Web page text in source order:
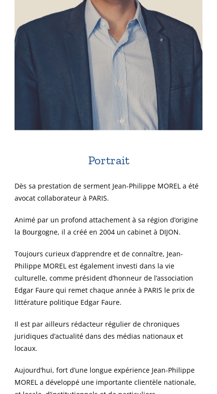
Portrait
Dès sa prestation de serment Jean-Philippe MOREL a été
avocat collaborateur à PARIS.
Animé par un profond attachement à sa région d’origine
la Bourgogne, il a créé en 2004 un cabinet à DIJON.
Toujours curieux d’apprendre et de connaître, Jean-
Philippe MOREL est également investi dans la vie
culturelle, comme président d’honneur de l’association
Edgar Faure qui remet chaque année à PARIS le prix de
littérature politique Edgar Faure.
Il est par ailleurs rédacteur régulier de chroniques
juridiques d’actualité dans des médias nationaux et
locaux.
Aujourd’hui, fort d’une longue expérience Jean-Philippe
MOREL a développé une importante clientèle nationale,